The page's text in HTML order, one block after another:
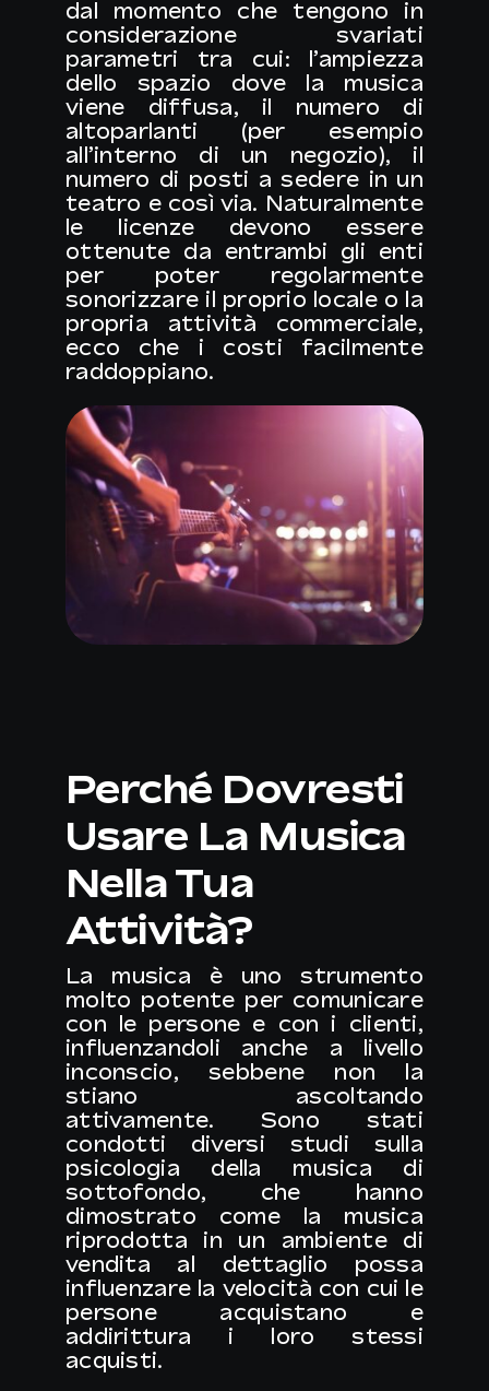
dal momento che tengono in
considerazione svariati
parametri tra cui: l’ampiezza
dello spazio dove la musica
viene diffusa, il numero di
altoparlanti (per esempio
all’interno di un negozio), il
numero di posti a sedere in un
teatro e così via. Naturalmente
le licenze devono essere
ottenute da entrambi gli enti
per poter regolarmente
sonorizzare il proprio locale o la
propria attività commerciale,
ecco che i costi facilmente
raddoppiano.
Perché Dovresti
Usare La Musica
Nella Tua
Attività?
La musica è uno strumento
molto potente per comunicare
con le persone e con i clienti,
influenzandoli anche a livello
inconscio, sebbene non la
stiano ascoltando
attivamente. Sono stati
condotti diversi studi sulla
psicologia della musica di
sottofondo, che hanno
dimostrato come la musica
riprodotta in un ambiente di
vendita al dettaglio possa
influenzare la velocità con cui le
persone acquistano e
addirittura i loro stessi
acquisti.